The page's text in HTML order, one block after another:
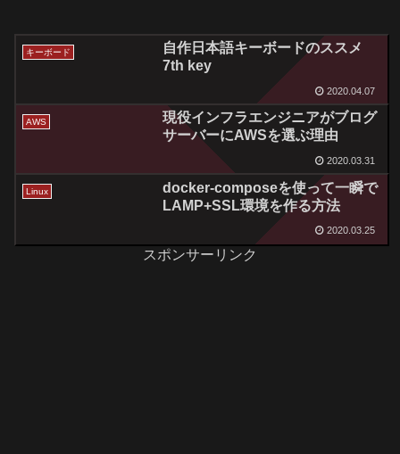
キーボード
自作日本語キーボードのススメ
7th key
2020.04.07
AWS
現役インフラエンジニアがブログ
サーバーにAWSを選ぶ理由
2020.03.31
Linux
docker-composeを使って一瞬で
LAMP+SSL環境を作る方法
2020.03.25
スポンサーリンク